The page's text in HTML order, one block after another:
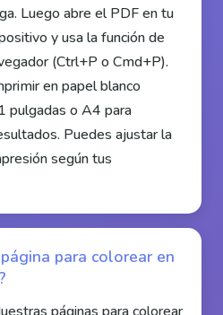
Luego abre el PDF en tu
y usa la función de
(Ctrl+P o Cmd+P).
en papel blanco
pulgadas o A4 para
Puedes ajustar la
según tus
para colorear en